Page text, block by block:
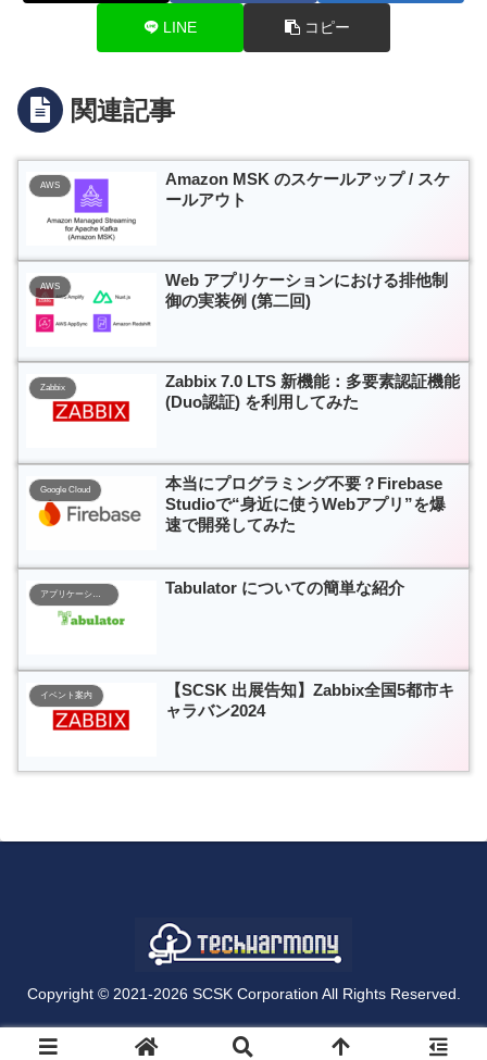
LINE コピー
関連記事
AWS
Amazon MSK のスケールアップ / スケ
ールアウト
AWS
Web アプリケーションにおける排他制
御の実装例 (第二回)
Zabbix
Zabbix 7.0 LTS 新機能：多要素認証機能
(Duo認証) を利用してみた
Google Cloud
本当にプログラミング不要？Firebase
Studioで“身近に使うWebアプリ”を爆
速で開発してみた
アプリケーション開発 Tabulator についての簡単な紹介
イベント案内
【SCSK 出展告知】Zabbix全国5都市キ
ャラバン2024
Copyright © 2021-2026 SCSK Corporation All Rights Reserved.